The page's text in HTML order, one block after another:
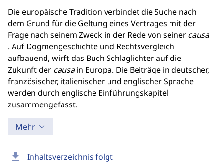
download Inhaltsverzeichnis folgt
Die europäische Tradition verbindet die Suche nach
dem Grund für die Geltung eines Vertrages mit der
Frage nach seinem Zweck in der Rede von seiner causa
. Auf Dogmengeschichte und Rechtsvergleich
aufbauend, wirft das Buch Schlaglichter auf die
Zukunft der causain Europa. Die Beiträge in deutscher,
französischer, italienischer und englischer Sprache
werden durch englische Einführungskapitel
zusammengefasst.
Mehr